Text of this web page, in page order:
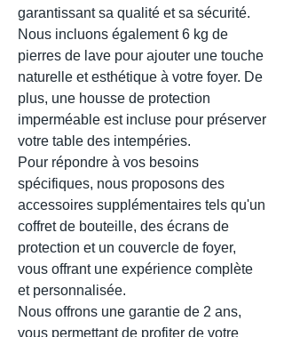
garantissant sa qualité et sa sécurité.
Nous incluons également 6 kg de
pierres de lave pour ajouter une touche
naturelle et esthétique à votre foyer. De
plus, une housse de protection
imperméable est incluse pour préserver
votre table des intempéries.
Pour répondre à vos besoins
spécifiques, nous proposons des
accessoires supplémentaires tels qu'un
coffret de bouteille, des écrans de
protection et un couvercle de foyer,
vous offrant une expérience complète
et personnalisée.
Nous offrons une garantie de 2 ans,
vous permettant de profiter de votre